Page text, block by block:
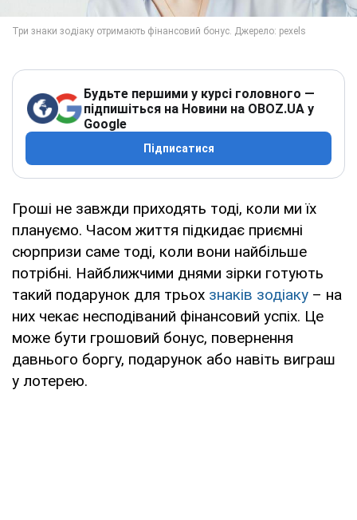
Будьте першими у курсі головного —
підпишіться на Новини на OBOZ.UA у
Google
Підписатися
Гроші не завжди приходять тоді, коли ми їх
плануємо. Часом життя підкидає приємні
сюрпризи саме тоді, коли вони найбільше
потрібні. Найближчими днями зірки готують
такий подарунок для трьох знаків зодіаку – на
них чекає несподіваний фінансовий успіх. Це
може бути грошовий бонус, повернення
давнього боргу, подарунок або навіть виграш
у лотерею.